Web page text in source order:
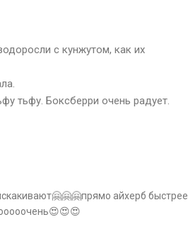
с кунжутом, как их
тьфу. Боксберри очень радует.
айхерб быстрее